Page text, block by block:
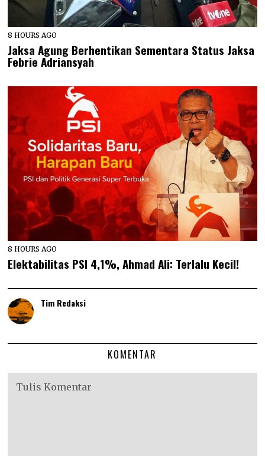
8 HOURS AGO
Jaksa Agung Berhentikan Sementara Status Jaksa
Febrie Adriansyah
8 HOURS AGO
Elektabilitas PSI 4,1%, Ahmad Ali: Terlalu Kecil!
Tim Redaksi
KOMENTAR